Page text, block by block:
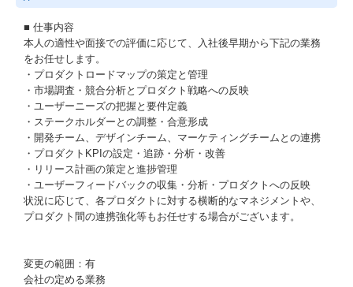
■ 仕事内容
本人の適性や面接での評価に応じて、入社後早期から下記の業務
をお任せします。
・プロダクトロードマップの策定と管理
・市場調査・競合分析とプロダクト戦略への反映
・ユーザーニーズの把握と要件定義
・ステークホルダーとの調整・合意形成
・開発チーム、デザインチーム、マーケティングチームとの連携
・プロダクトKPIの設定・追跡・分析・改善
・リリース計画の策定と進捗管理
・ユーザーフィードバックの収集・分析・プロダクトへの反映
状況に応じて、各プロダクトに対する横断的なマネジメントや、
プロダクト間の連携強化等もお任せする場合がございます。
変更の範囲：有
会社の定める業務